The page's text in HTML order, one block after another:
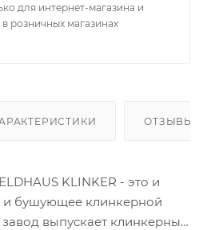
для интернет-магазина и
розничных магазинах
ОТЗЫВЫ
KLINKER - это и
и бушующее клинкерной
завод выпускает клинкерный